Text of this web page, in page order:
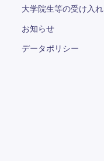
大学院生等の受け入れ
お知らせ
データポリシー